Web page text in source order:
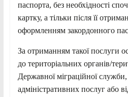
паспорта, без необхідності
картку, а тільки після її
оформленням закордонного
За отриманням такої послуги
до територіальних органів/
Державної міграційної
адміністративних послуг або